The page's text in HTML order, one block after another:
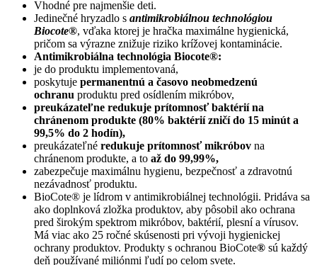
Vhodné pre najmenšie deti.
Jedinečné hryzadlo s antimikrobiálnou technológiou
Biocote®, vďaka ktorej je hračka maximálne hygienická,
pričom sa výrazne znižuje riziko krížovej kontaminácie.
Antimikrobiálna technológia Biocote®:
je do produktu implementovaná,
poskytuje permanentnú a časovo neobmedzenú
ochranu produktu pred osídlením mikróbov,
preukázateľne redukuje prítomnosť baktérií na
chránenom produkte (80% baktérií zničí do 15 minút a
99,5% do 2 hodín),
preukázateľné redukuje prítomnosť mikróbov na
chránenom produkte, a to až do 99,99%,
zabezpečuje maximálnu hygienu, bezpečnosť a zdravotnú
nezávadnosť produktu.
BioCote® je lídrom v antimikrobiálnej technológii. Pridáva sa
ako doplnková zložka produktov, aby pôsobil ako ochrana
pred širokým spektrom mikróbov, baktérií, plesní a vírusov.
Má viac ako 25 ročné skúsenosti pri vývoji hygienickej
ochrany produktov. Produkty s ochranou BioCote® sú každý
deň používané miliónmi ľudí po celom svete.